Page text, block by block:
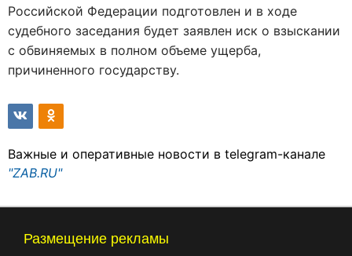
Российской Федерации подготовлен и в ходе
судебного заседания будет заявлен иск о взыскании
с обвиняемых в полном объеме ущерба,
причиненного государству.
Важные и оперативные новости в telegram-канале
"ZAB.RU"
Размещение рекламы